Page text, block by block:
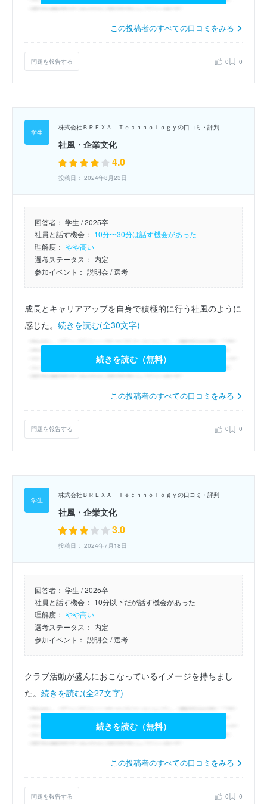
この投稿者のすべての口コミをみる
問題を報告する 0 0
株式会社ＢＲＥＸＡ Ｔｅｃｈｎｏｌｏｇｙの口コミ・評判
社風・企業文化
4.0
投稿日： 2024年8月23日
回答者： 学生 / 2025卒
社員と話す機会： 10分〜30分は話す機会があった
理解度： やや高い
選考ステータス： 内定
参加イベント： 説明会/ 選考
成長とキャリアアップを自身で積極的に行う社風のように
感じた。 続きを読む(全30文字)
続きを読む（無料）
この投稿者のすべての口コミをみる
問題を報告する 0 0
株式会社ＢＲＥＸＡ Ｔｅｃｈｎｏｌｏｇｙの口コミ・評判
社風・企業文化
3.0
投稿日： 2024年7月18日
回答者： 学生 / 2025卒
社員と話す機会： 10分以下だが話す機会があった
理解度： やや高い
選考ステータス： 内定
参加イベント： 説明会/ 選考
クラブ活動が盛んにおこなっているイメージを持ちまし
た。 続きを読む(全27文字)
続きを読む（無料）
この投稿者のすべての口コミをみる
問題を報告する 0 0